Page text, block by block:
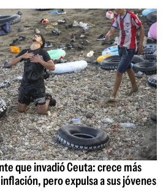
que invadió Ceuta: crece más
pero expulsa a sus jóvenes